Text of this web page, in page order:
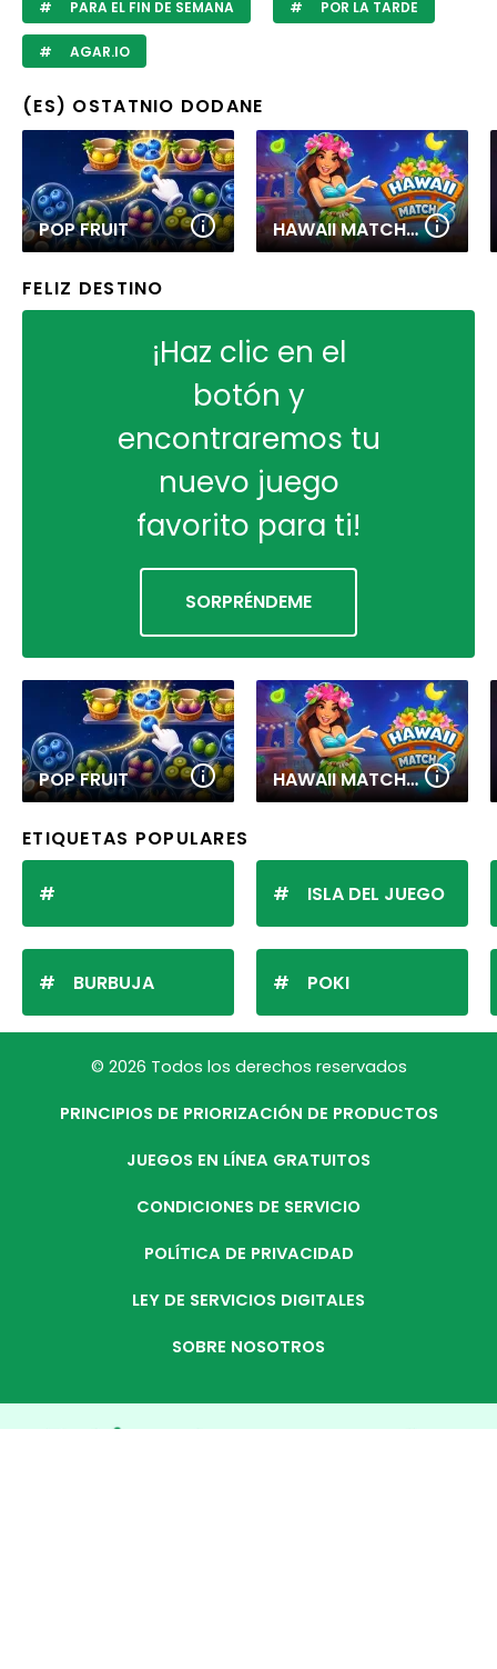
PARA EL FIN DE SEMANA POR LA TARDE
AGAR.IO
(ES) OSTATNIO DODANE
POP FRUIT HAWAII MATCH 6
FELIZ DESTINO
¡Haz clic en el
botón y
encontraremos tu
nuevo juego
favorito para ti!
SORPRÉNDEME
POP FRUIT HAWAII MATCH 6
ETIQUETAS POPULARES
BURBUJA
ISLA DEL JUEGO
POKI
© 2026 Todos los derechos reservados
PRINCIPIOS DE PRIORIZACIÓN DE PRODUCTOS
JUEGOS EN LÍNEA GRATUITOS
CONDICIONES DE SERVICIO
POLÍTICA DE PRIVACIDAD
LEY DE SERVICIOS DIGITALES
SOBRE NOSOTROS